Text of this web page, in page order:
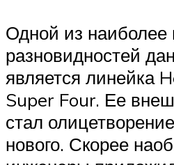
Одной из наиболее
разновидностей
является линейка
Super Four. Ее
стал
нового. Скорее